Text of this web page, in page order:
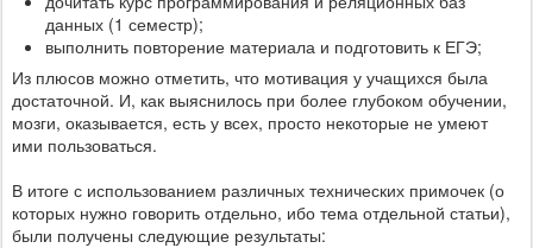
данных (1 семестр);
выполнить повторение материала и подготовить к ЕГЭ;
Из плюсов можно отметить, что мотивация у учащихся была
достаточной. И, как выяснилось при более глубоком обучении,
мозги, оказывается, есть у всех, просто некоторые не умеют
ими пользоваться.
В итоге с использованием различных технических примочек (о
которых нужно говорить отдельно, ибо тема отдельной статьи),
были получены следующие результаты: